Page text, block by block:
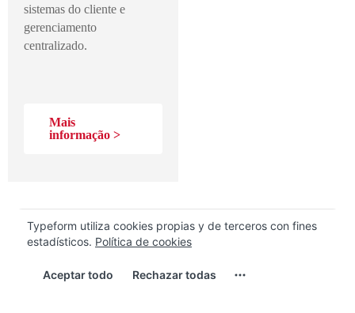
sistemas do cliente e
gerenciamento
centralizado.
Mais
informação >